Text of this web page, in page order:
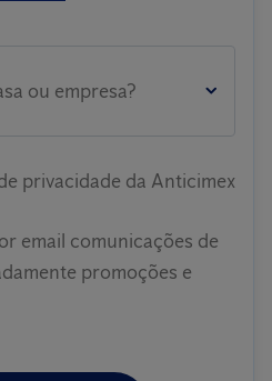
ou empresa?
privacidade da Anticimex
email comunicações de
promoções e